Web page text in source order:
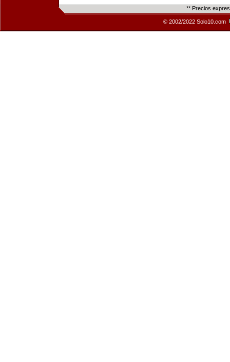
** Precios
© 2002/2022 Solo10.com